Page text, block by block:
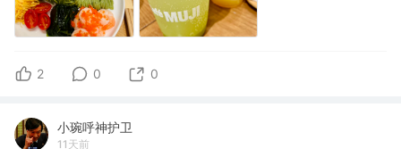
2 0 0
小琬呼神护卫
11天前